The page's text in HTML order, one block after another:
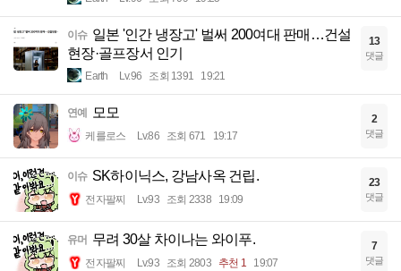
이슈 일본 '인간 냉장고' 벌써 200여대 판매…건설
현장·골프장서 인기
Earth Lv.96 조회 1391 19:21
13
댓글
연예 모모
케를로스 Lv.86 조회 671 19:17
2
댓글
이슈 SK하이닉스, 강남사옥 건립.
전자팔찌 Lv.93 조회 2338 19:09
23
댓글
유머 무려 30살 차이나는 와이푸.
전자팔찌 Lv.93 조회 2803 추천 1 19:07
7
댓글